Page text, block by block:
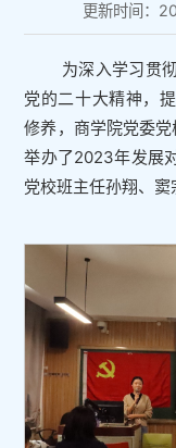
更新时间：
为深入学习贯
党的二十大精神，
修养，商学院党委
举办了2023年发展
党校班主任孙翔、窦